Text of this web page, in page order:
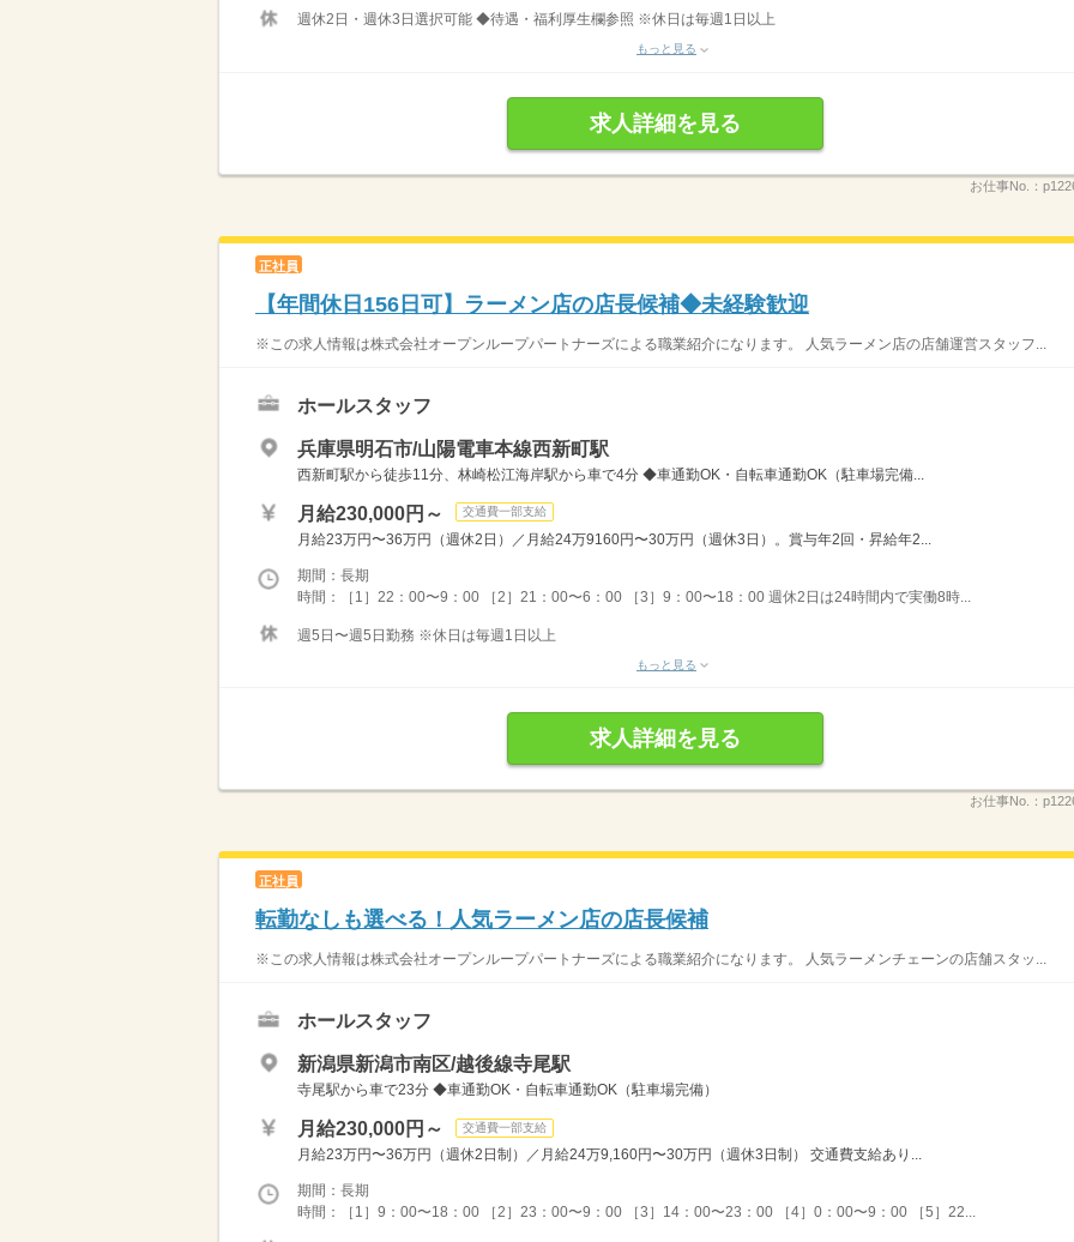
週休2日・週休3日選択可能 ◆待遇・福利厚生欄参照 ※休日は毎週1日以上
もっと見る
求人詳細を見る
お仕事No.：
正社員
【年間休日156日可】ラーメン店の店長候補◆未経験歓迎
※この求人情報は株式会社オープンループパートナーズによる職業紹介になります。 人気ラーメン店の店舗運営スタッフ...
ホールスタッフ
兵庫県明石市/山陽電車本線西新町駅
西新町駅から徒歩11分、林崎松江海岸駅から車で4分 ◆車通勤OK・自転車通勤OK（駐車場完備...
月給230,000円～ 交通費一部支給
月給23万円〜36万円（週休2日）／月給24万9160円〜30万円（週休3日）。賞与年2回・昇給年2...
期間：長期
時間：［1］22：00〜9：00 ［2］21：00〜6：00 ［3］9：00〜18：00 週休2日は24時間内で実働8時...
週5日〜週5日勤務 ※休日は毎週1日以上
もっと見る
求人詳細を見る
お仕事No.：
正社員
転勤なしも選べる！人気ラーメン店の店長候補
※この求人情報は株式会社オープンループパートナーズによる職業紹介になります。 人気ラーメンチェーンの店舗スタッ...
ホールスタッフ
新潟県新潟市南区/越後線寺尾駅
寺尾駅から車で23分 ◆車通勤OK・自転車通勤OK（駐車場完備）
月給230,000円～ 交通費一部支給
月給23万円〜36万円（週休2日制）／月給24万9,160円〜30万円（週休3日制） 交通費支給あり...
期間：長期
時間：［1］9：00〜18：00 ［2］23：00〜9：00 ［3］14：00〜23：00 ［4］0：00〜9：00 ［5］22...